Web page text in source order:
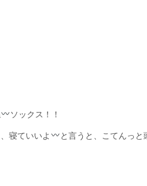
ソックス！！
寝ていいよ
と言うと、こてんっと